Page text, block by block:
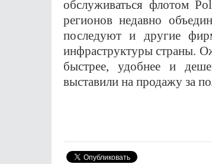
обслуживаться флотом
регионов недавно
последуют и другие
инфраструктуры страны.
быстрее, удобнее и
выставили на продажу за